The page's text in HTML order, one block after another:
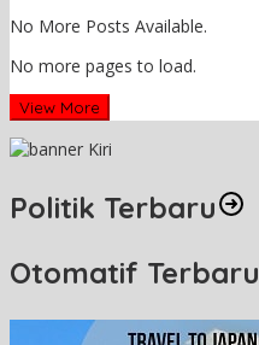
No More Posts Available.
No more pages to load.
View More
Politik Terbaru
Otomatif Terbaru